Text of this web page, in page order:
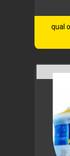
qual